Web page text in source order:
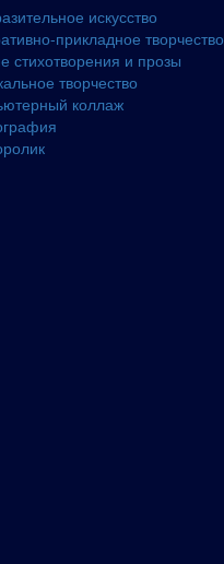
искусство
прикладное творчество
стихотворения и прозы
творчество
коллаж